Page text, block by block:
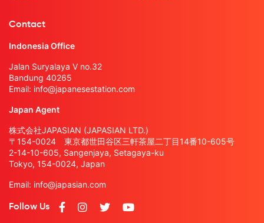
Contact
Indonesia Office
Jalan Suryalaya V no.32
Bandung 40265
Email: info@japanesestation.com
Japan Agent
株式会社JAPASIAN (JAPASIAN LTD.)
〒154-0024 東京都世田谷区三軒茶屋二丁目14番10-605号
2-14-10-605, Sangenjaya, Setagaya-ku
Tokyo, 154-0024, Japan
Email: info@japasian.com
Follow Us